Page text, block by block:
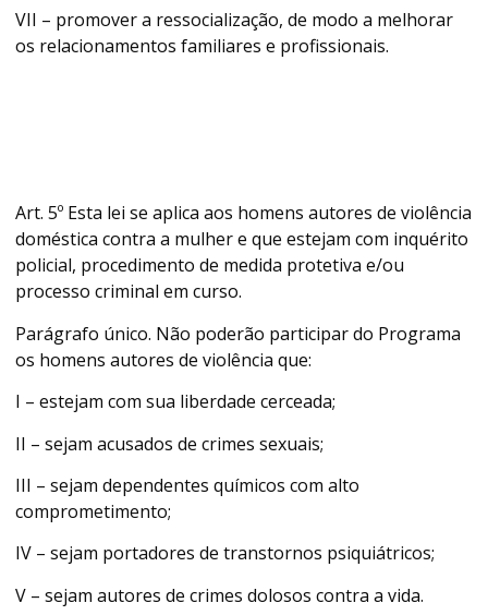
VII – promover a ressocialização, de modo a melhorar
os relacionamentos familiares e profissionais.
Art. 5º Esta lei se aplica aos homens autores de violência
doméstica contra a mulher e que estejam com inquérito
policial, procedimento de medida protetiva e/ou
processo criminal em curso.
Parágrafo único. Não poderão participar do Programa
os homens autores de violência que:
I – estejam com sua liberdade cerceada;
II – sejam acusados de crimes sexuais;
III – sejam dependentes químicos com alto
comprometimento;
IV – sejam portadores de transtornos psiquiátricos;
V – sejam autores de crimes dolosos contra a vida.